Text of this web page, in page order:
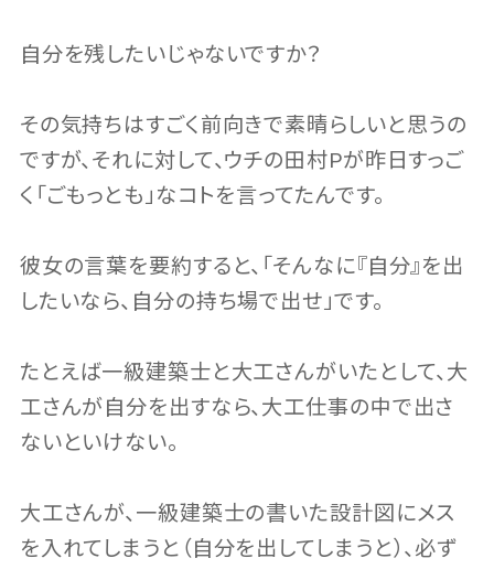
自分を残したいじゃないですか？
その気持ちはすごく前向きで素晴らしいと思うの
ですが、それに対して、ウチの田村Pが昨日すっご
く「ごもっとも」なコトを言ってたんです。
彼女の言葉を要約すると、「そんなに『自分』を出
したいなら、自分の持ち場で出せ」です。
たとえば一級建築士と大工さんがいたとして、大
工さんが自分を出すなら、大工仕事の中で出さ
ないといけない。
大工さんが、一級建築士の書いた設計図にメス
を入れてしまうと（自分を出してしまうと）、必ず